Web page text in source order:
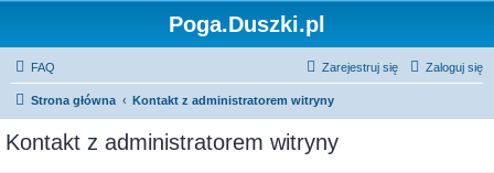
Poga.Duszki.pl
FAQ Zaloguj się
Zarejestruj się
Strona główna Kontakt z administratorem witryny
Kontakt z administratorem witryny